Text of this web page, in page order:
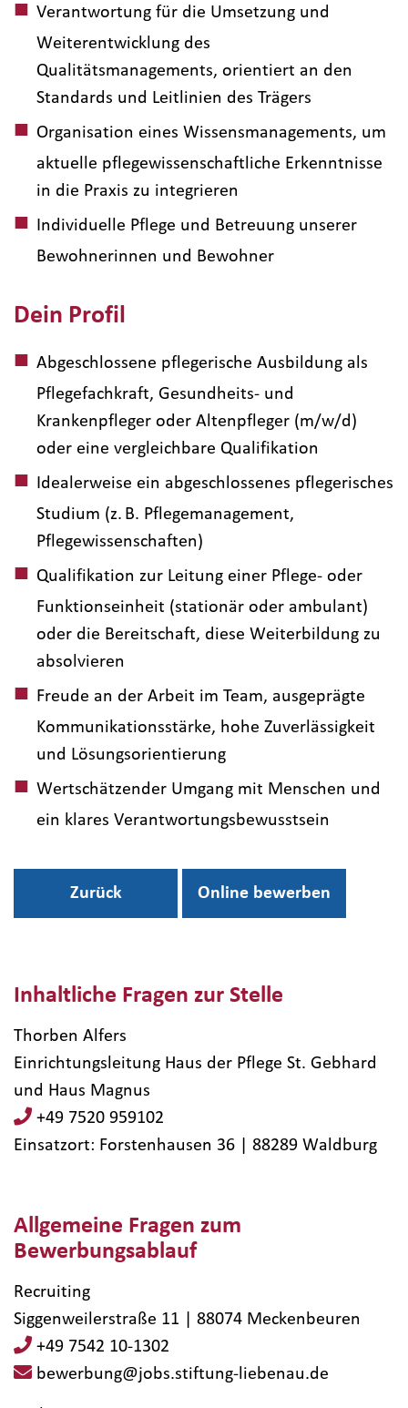
Verantwortung für die Umsetzung und
Weiterentwicklung des
Qualitätsmanagements, orientiert an den
Standards und Leitlinien des Trägers
Organisation eines Wissensmanagements, um
aktuelle pflegewissenschaftliche Erkenntnisse
in die Praxis zu integrieren
Individuelle Pflege und Betreuung unserer
Bewohnerinnen und Bewohner
Dein Profil
Abgeschlossene pflegerische Ausbildung als
Pflegefachkraft, Gesundheits- und
Krankenpfleger oder Altenpfleger (m/w/d)
oder eine vergleichbare Qualifikation
Idealerweise ein abgeschlossenes pflegerisches
Studium (z. B. Pflegemanagement,
Pflegewissenschaften)
Qualifikation zur Leitung einer Pflege- oder
Funktionseinheit (stationär oder ambulant)
oder die Bereitschaft, diese Weiterbildung zu
absolvieren
Freude an der Arbeit im Team, ausgeprägte
Kommunikationsstärke, hohe Zuverlässigkeit
und Lösungsorientierung
Wertschätzender Umgang mit Menschen und
ein klares Verantwortungsbewusstsein
Inhaltliche Fragen zur Stelle
Thorben Alfers
Einrichtungsleitung Haus der Pflege St. Gebhard
und Haus Magnus
+49 7520 959102
Einsatzort: Forstenhausen 36 | 88289​ Waldburg
Allgemeine Fragen zum
Bewerbungsablauf
Recruiting
Siggenweilerstraße 11 | 88074 Meckenbeuren
+49 7542 10-1302
bewerbung@jobs.stiftung-liebenau.de
Zurück Online bewerben